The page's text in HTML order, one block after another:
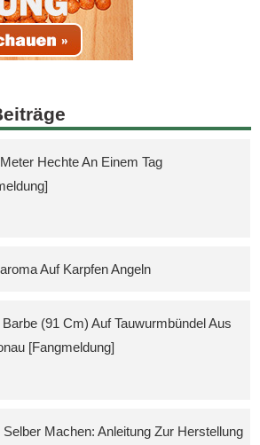
Hechte An Einem Tag
Auf Karpfen Angeln
(91 Cm) Auf Tauwurmbündel Aus
[Fangmeldung]
Selber Machen: Anleitung Zur Herstellung